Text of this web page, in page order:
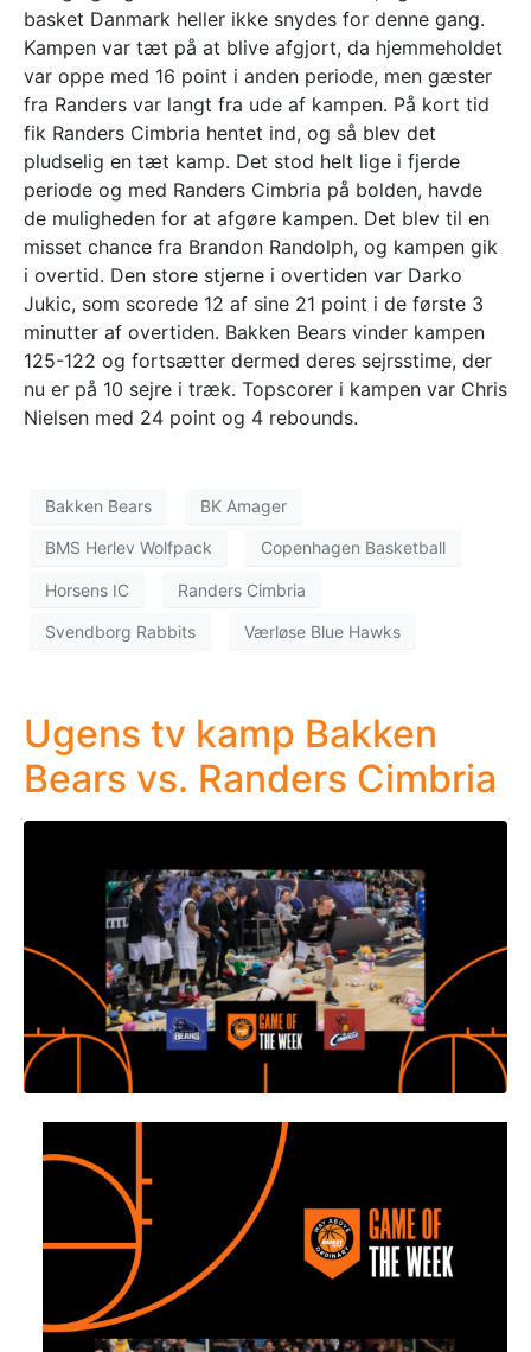
basket Danmark heller ikke snydes for denne gang.
Kampen var tæt på at blive afgjort, da hjemmeholdet
var oppe med 16 point i anden periode, men gæster
fra Randers var langt fra ude af kampen. På kort tid
fik Randers Cimbria hentet ind, og så blev det
pludselig en tæt kamp. Det stod helt lige i fjerde
periode og med Randers Cimbria på bolden, havde
de muligheden for at afgøre kampen. Det blev til en
misset chance fra Brandon Randolph, og kampen gik
i overtid. Den store stjerne i overtiden var Darko
Jukic, som scorede 12 af sine 21 point i de første 3
minutter af overtiden. Bakken Bears vinder kampen
125-122 og fortsætter dermed deres sejrsstime, der
nu er på 10 sejre i træk. Topscorer i kampen var Chris
Nielsen med 24 point og 4 rebounds.
Bakken Bears BK Amager
BMS Herlev Wolfpack Copenhagen Basketball
Horsens IC Randers Cimbria
Svendborg Rabbits Værløse Blue Hawks
Ugens tv kamp Bakken
Bears vs. Randers Cimbria